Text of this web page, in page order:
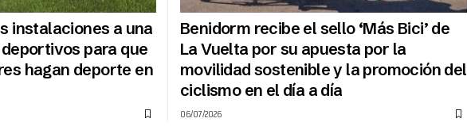
instalaciones a una
para que
hagan deporte en
Benidorm recibe el sello ‘Más Bici’ de
La Vuelta por su apuesta por la
movilidad sostenible y la promoción del
ciclismo en el día a día
06/07/2026